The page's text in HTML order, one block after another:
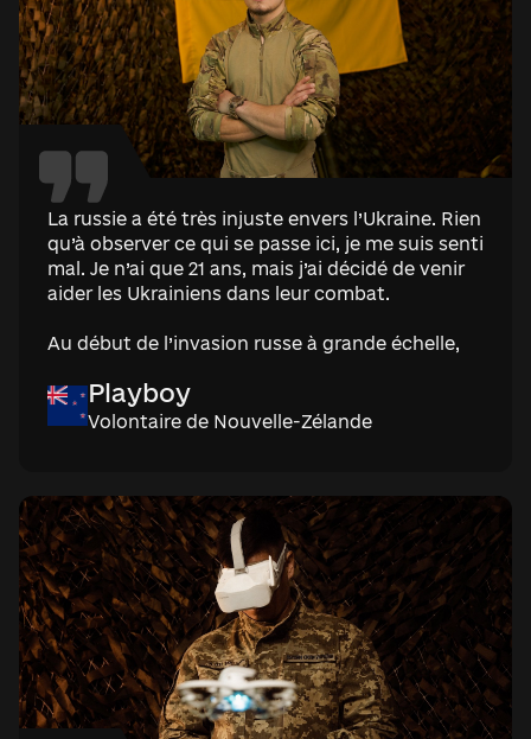
La russie a été très injuste envers l’Ukraine. Rien
qu’à observer ce qui se passe ici, je me suis senti
mal. Je n’ai que 21 ans, mais j’ai décidé de venir
aider les Ukrainiens dans leur combat.
Au début de l’invasion russe à grande échelle,
quelques jours. Les Ukrainiens protestent
contre cela depuis quatre ans maintenant.
territoire qu’à n’importe quel moment depuis le
début de la guerre à grande échelle.
Je pense que le peuple ukrainien a un fort esprit
combatif. Les Ukrainiens sont forts. Ils sont
prêts à poursuivre le combat et
n’abandonneront pas. Je le sais avec certitude.
L’Ukraine est un très beau pays. Quand je suis
arrivé ici, il a neigé et tout était blanc. Ensuite,
j’ai occupé des positions pendant un mois et à
mon retour, tout était déjà vert. Je n’ai jamais
Playboy
Volontaire de Nouvelle-Zélande